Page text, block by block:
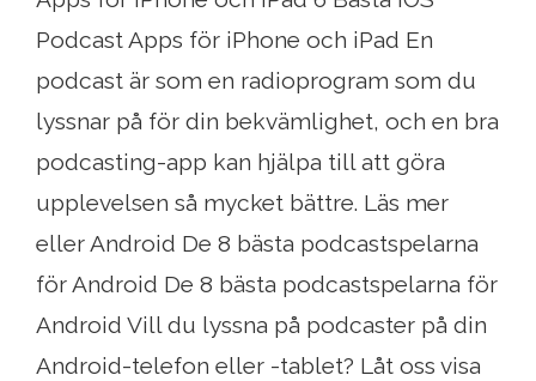
Podcast Apps för iPhone och iPad En
podcast är som en radioprogram som du
lyssnar på för din bekvämlighet, och en bra
podcasting-app kan hjälpa till att göra
upplevelsen så mycket bättre. Läs mer
eller Android De 8 bästa podcastspelarna
för Android De 8 bästa podcastspelarna för
Android Vill du lyssna på podcaster på din
Android-telefon eller -tablet? Låt oss visa